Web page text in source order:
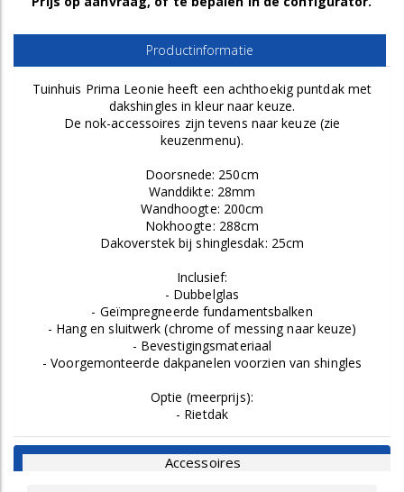
Productinformatie
Tuinhuis Prima Leonie heeft een achthoekig puntdak met
dakshingles in kleur naar keuze.
De nok-accessoires zijn tevens naar keuze (zie
keuzenmenu).
Doorsnede: 250cm
Wanddikte: 28mm
Wandhoogte: 200cm
Nokhoogte: 288cm
Dakoverstek bij shinglesdak: 25cm
Inclusief:
- Dubbelglas
- Geïmpregneerde fundamentsbalken
- Hang en sluitwerk (chrome of messing naar keuze)
- Bevestigingsmateriaal
- Voorgemonteerde dakpanelen voorzien van shingles
Optie (meerprijs):
- Rietdak
Accessoires